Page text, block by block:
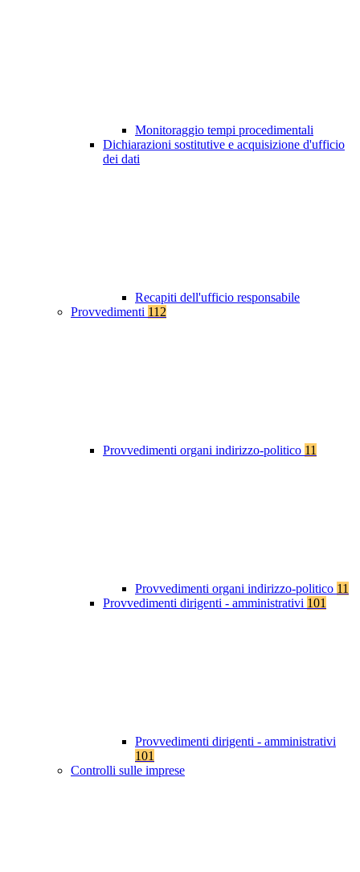
Monitoraggio tempi procedimentali
Dichiarazioni sostitutive e acquisizione d'ufficio
dei dati
Recapiti dell'ufficio responsabile
Provvedimenti 112
Provvedimenti organi indirizzo-politico 11
Provvedimenti organi indirizzo-politico 11
Provvedimenti dirigenti - amministrativi 101
Provvedimenti dirigenti - amministrativi
101
Controlli sulle imprese